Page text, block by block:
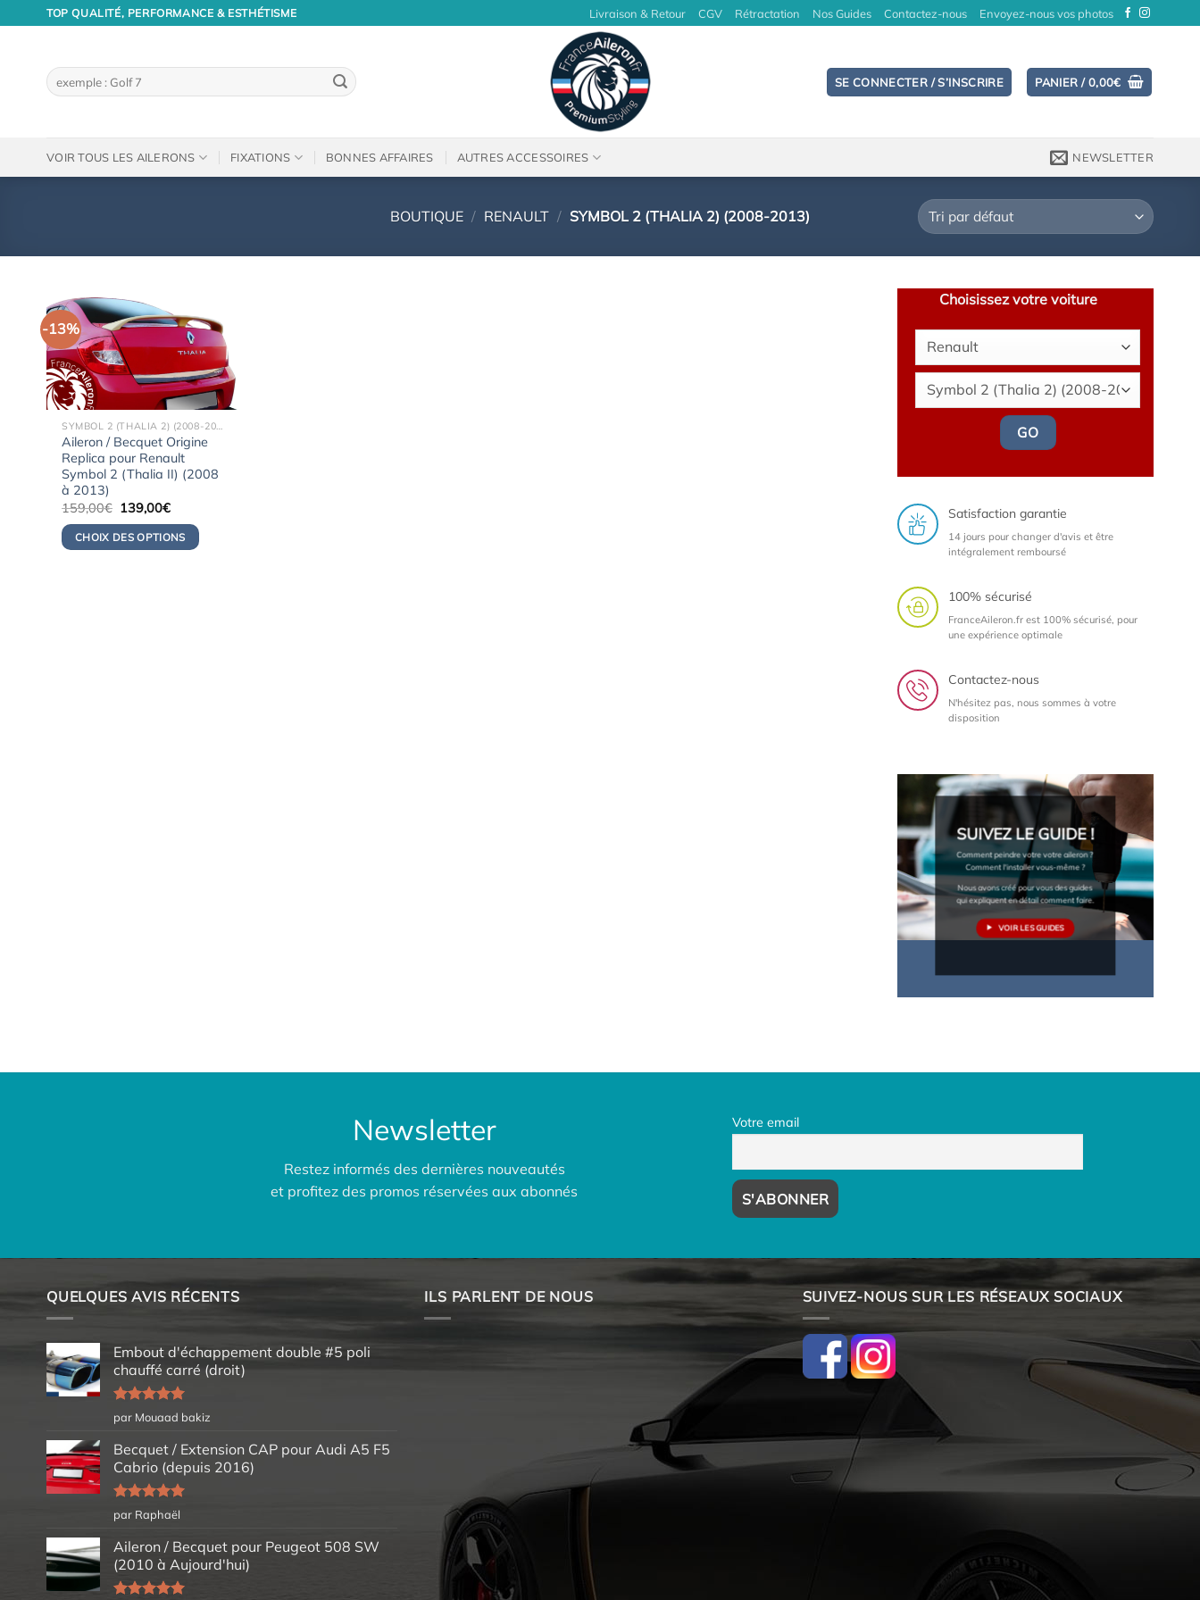
TOP QUALITÉ, PERFORMANCE & ESTHÉTISME Livraison & Retour CGV Rétractation Nos Guides Contactez-nous Envoyez-nous vos photos
Recherche
pour :
SE CONNECTER / S’INSCRIRE PANIER /0,00€
VOIR TOUS LES AILERONS FIXATIONS BONNES AFFAIRES AUTRES ACCESSOIRES NEWSLETTER
BOUTIQUE / RENAULT / SYMBOL 2 (THALIA 2) (2008-2013)
-13%
Aileron / Becquet Origine
Replica pour Renault
Symbol 2 (Thalia II) (2008
à 2013)
159,00€ Le
initial
était :
139,00€Le
actuel
est :
CHOIX DES OPTIONS
Choisissez votre voiture
GO
Satisfaction garantie
14 jours pour changer d'avis et être
intégralement remboursé
100% sécurisé
FranceAileron.fr est 100% sécurisé, pour
une expérience optimale
Contactez-nous
N'hésitez pas, nous sommes à votre
disposition
SUIVEZ LE GUIDE !
Comment peindre votre votre aileron ?
Comment l'installer vous-même ?
Nous avons créé pour vous des guides
qui expliquent en détail comment faire.
VOIR LES GUIDES
Newsletter
Restez informés des dernières nouveautés
et profitez des promos réservées aux abonnés
Votre email
QUELQUES AVIS RÉCENTS
Embout d'échappement double #5 poli
chauffé carré (droit)
Note5sur
5
par Mouaad bakiz
Becquet / Extension CAP pour Audi A5 F5
Cabrio (depuis 2016)
Note5sur
5
par Raphaël
Aileron / Becquet pour Peugeot 508 SW
(2010 à Aujourd'hui)
ILS PARLENT DE NOUS SUIVEZ-NOUS SUR LES RÉSEAUX SOCIAUX